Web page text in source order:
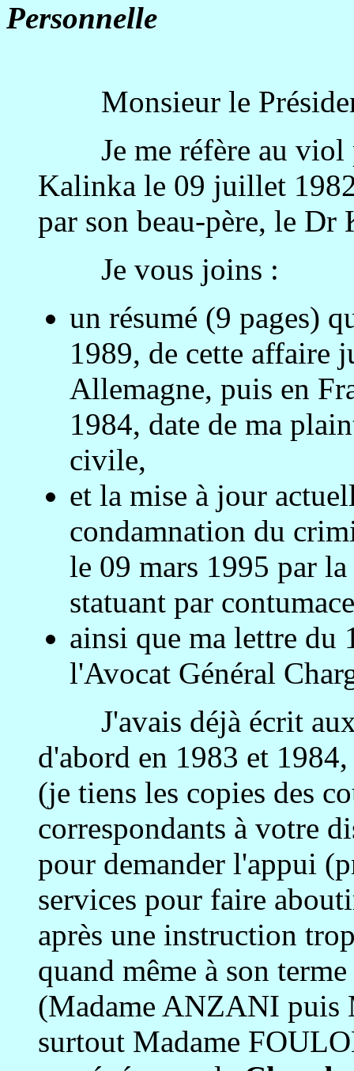
Personnelle
Monsieur le
Je me réfère au viol
Kalinka le 09 juillet
par son beau-père, le
Je vous joins :
un résumé (9 pages)
1989, de cette affaire
Allemagne, puis en
1984, date de ma
civile,
et la mise à jour
condamnation du
le 09 mars 1995 par
statuant par
ainsi que ma lettre du
l'Avocat Général
J'avais déjà écrit aux
d'abord en 1983 et
(je tiens les copies des
correspondants à votre
pour demander l'appui
services pour faire
après une instruction
quand même à son
(Madame ANZANI
surtout Madame